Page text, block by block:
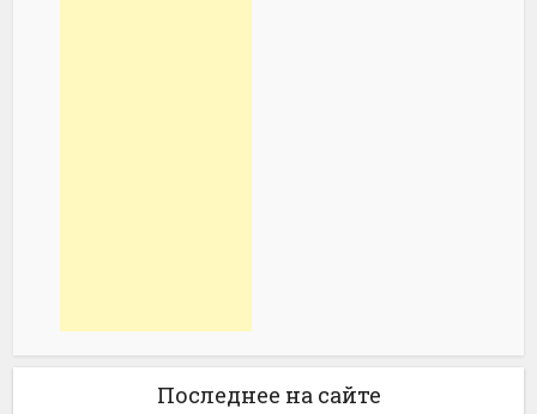
Последнее на сайте